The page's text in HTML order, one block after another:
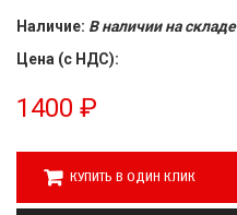
Наличие: В наличии на складе
Цена (с НДС):
1400 ₽
КУПИТЬ В ОДИН КЛИК